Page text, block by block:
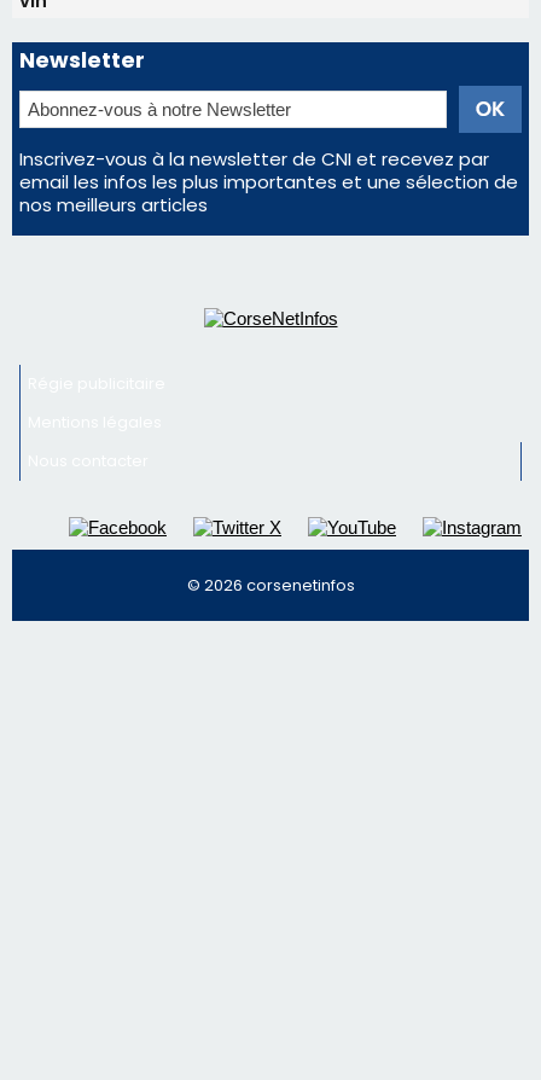
Régie publicitaire
Nous contacter
© 2026 corsenetinfos